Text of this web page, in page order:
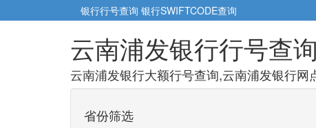
银行行号查询 银行SWIFTCODE查询
云南浦发银行行号查询
云南浦发银行大额行号查询,云南浦发银行
省份筛选